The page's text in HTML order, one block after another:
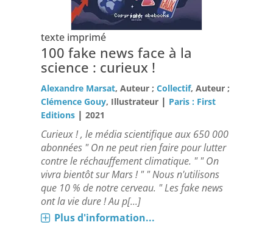
texte imprimé
100 fake news face à la
science : curieux !
Alexandre Marsat, Auteur ;Collectif, Auteur ;
Clémence Gouy, Illustrateur | Paris : First
Editions |2021
Curieux ! , le média scientifique aux 650 000
abonnées " On ne peut rien faire pour lutter
contre le réchauffement climatique. " " On
vivra bientôt sur Mars ! " " Nous n'utilisons
que 10 % de notre cerveau. " Les fake news
ont la vie dure ! Au p[...]
Plus d'information...